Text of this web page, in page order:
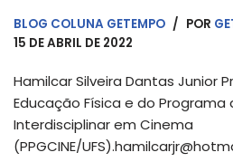
BLOG COLUNA GETEMPO POR
15 DE ABRIL DE 2022
Hamilcar Silveira Dantas Junior
Educação Física e do
Interdisciplinar em Cinema
(PPGCINE/